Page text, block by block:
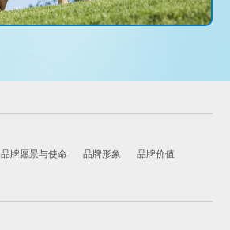
品牌愿景与使命 品牌形象 品牌价值